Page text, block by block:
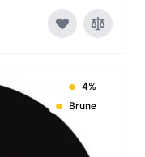
4%
Brune